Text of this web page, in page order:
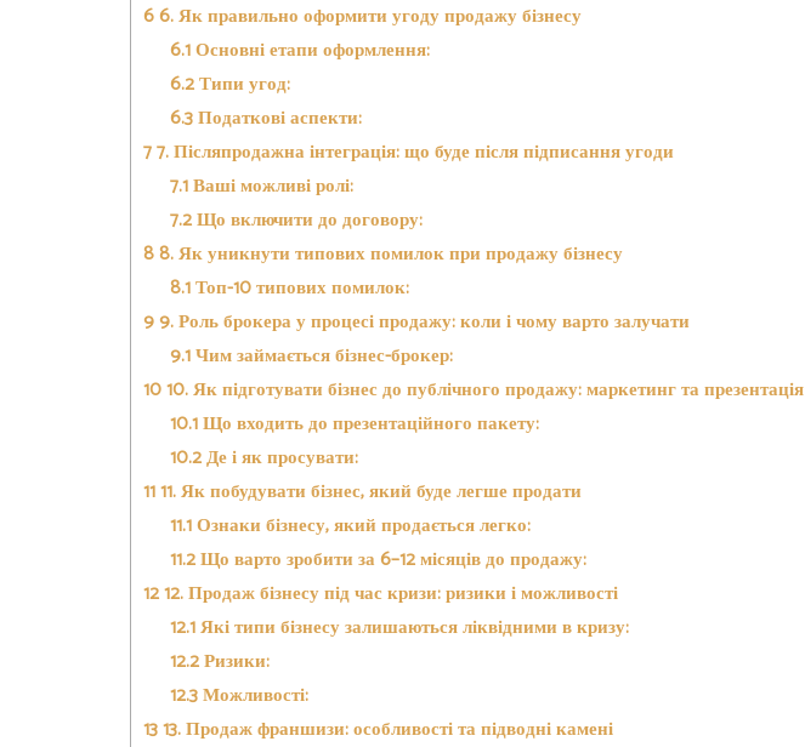
66. Як правильно оформити угоду продажу бізнесу
6.1Основні етапи оформлення:
6.2Типи угод:
6.3Податкові аспекти:
77. Післяпродажна інтеграція: що буде після підписання угоди
7.1Ваші можливі ролі:
7.2Що включити до договору:
88. Як уникнути типових помилок при продажу бізнесу
8.1Топ-10 типових помилок:
99. Роль брокера у процесі продажу: коли і чому варто залучати
9.1Чим займається бізнес-брокер:
1010. Як підготувати бізнес до публічного продажу: маркетинг та презентація
10.1Що входить до презентаційного пакету:
10.2Де і як просувати:
1111. Як побудувати бізнес, який буде легше продати
11.1Ознаки бізнесу, який продається легко:
11.2Що варто зробити за 6–12 місяців до продажу:
1212. Продаж бізнесу під час кризи: ризики і можливості
12.1Які типи бізнесу залишаються ліквідними в кризу:
12.2Ризики:
12.3Можливості:
1313. Продаж франшизи: особливості та підводні камені